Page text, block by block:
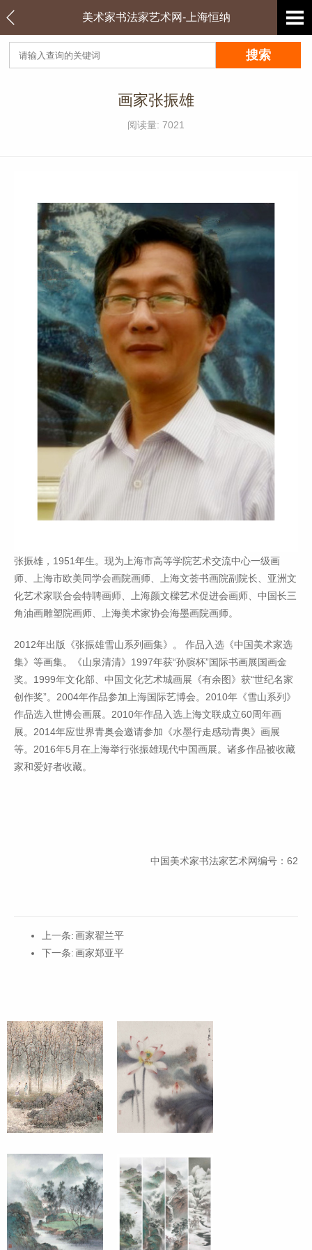
美术家书法家艺术网-上海恒纳
画家张振雄
阅读量: 7021
张振雄，1951年生。现为上海市高等学院艺术交流中心一级画
师、上海市欧美同学会画院画师、上海文荟书画院副院长、亚洲文
化艺术家联合会特聘画师、上海颜文樑艺术促进会画师、中国长三
角油画雕塑院画师、上海美术家协会海墨画院画师。
2012年出版《张振雄雪山系列画集》。 作品入选《中国美术家选
集》等画集。《山泉清清》1997年获“孙膑杯”国际书画展国画金
奖。1999年文化部、中国文化艺术城画展《有余图》获“世纪名家
创作奖”。2004年作品参加上海国际艺博会。2010年《雪山系列》
作品选入世博会画展。2010年作品入选上海文联成立60周年画
展。2014年应世界青奥会邀请参加《水墨行走感动青奥》画展
等。2016年5月在上海举行张振雄现代中国画展。诸多作品被收藏
家和爱好者收藏。
中国美术家书法家艺术网编号：62
上一条:画家翟兰平
下一条:画家郑亚平